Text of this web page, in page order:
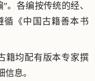
。各编按传统的经、
循《中国古籍善本书
籍均配有版本专家撰
息。